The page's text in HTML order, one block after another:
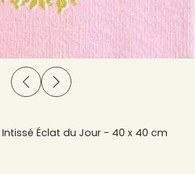
Éclat du Jour - 40 x 40 cm